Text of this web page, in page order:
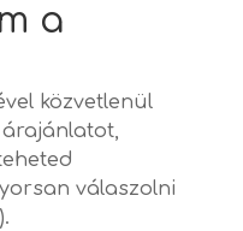
a
közvetlenül
válaszolni